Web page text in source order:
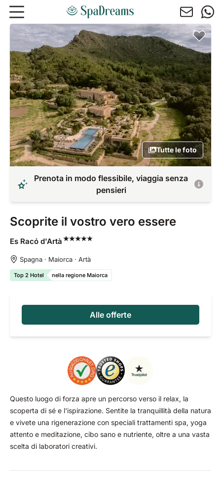
Andare al contenuto principale
Tutte le foto
Prenota in modo flessibile, viaggia senza
pensieri
Scoprite il vostro vero essere
Es Racó d'Artà
Spagna · Maiorca · Artà
Top 2 Hotel nella regione Maiorca
Alle offerte
Questo luogo di forza apre un percorso verso il relax, la
scoperta di sé e l'ispirazione. Sentite la tranquillità della natura
e vivete una rigenerazione con speciali trattamenti spa, yoga
attento e meditazione, cibo sano e nutriente, oltre a una vasta
scelta di laboratori creativi.